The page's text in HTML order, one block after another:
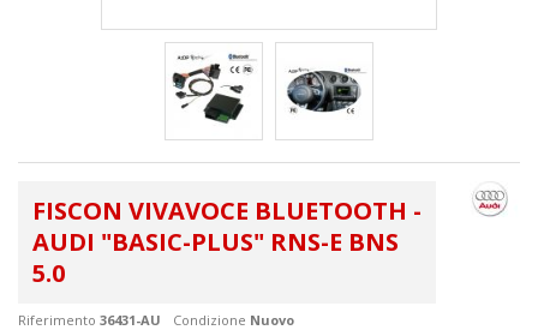
FISCON VIVAVOCE BLUETOOTH -
AUDI "BASIC-PLUS" RNS-E BNS
5.0
Riferimento 36431-AU Condizione Nuovo